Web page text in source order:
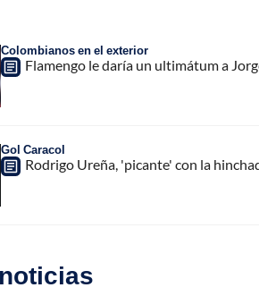
Colombianos en el exterior
Flamengo le daría un ultimátum a
Gol Caracol
Rodrigo Ureña, 'picante' con la